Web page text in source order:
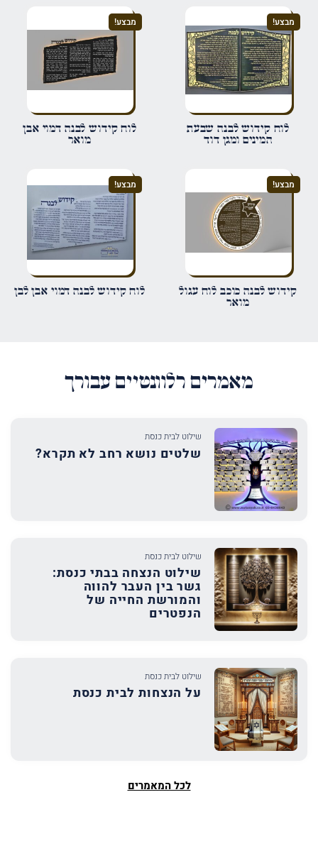
הביקורת שלך*
שם*
שמור בדפדפן זה את השם, האימייל והאתר שלי לפעם הבאה שאגיב.
מבצע!
לוח קידוש לבנה שבעת
המינים ומגן דוד
מבצע!
לוח קידוש לבנה דמוי אבן
מואר
מבצע!
קידוש לבנה כוכב לוח עגול
מואר
מבצע!
לוח קידוש לבנה דמוי אבן לבן
מאמרים רלוונטיים עבורך
שילוט לבית כנסת
שלטים נושא רחב לא תקרא?
שילוט לבית כנסת
שילוט הנצחה בבתי כנסת:
גשר בין העבר להווה
והמורשת החייה של
הנפטרים
שילוט לבית כנסת
על הנצחות לבית כנסת
לכל המאמרים